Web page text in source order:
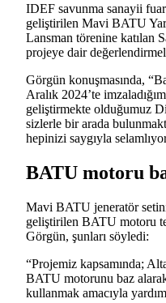
IDEF savunma sanayii
geliştirilen Mavi BATU
Lansman törenine katılan
projeye dair
Görgün konuşmasında,
Aralık 2024’te
geliştirmekte olduğumuz
sizlerle bir arada
hepinizi saygıyla
BATU motoru
Mavi BATU jeneratör
geliştirilen BATU motoru
Görgün, şunları söyledi:
“Projemiz kapsamında;
BATU motorunu baz
kullanmak amacıyla